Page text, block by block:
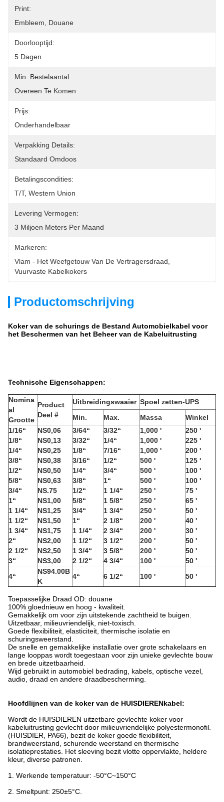
Print:
Embleem, Douane
Doorlooptijd:
5 Dagen
Min. Bestelaantal:
Overeen Te Komen
Prijs:
Onderhandelbaar
Verpakking Details:
Standaard Omdoos
Betalingscondities:
T/T, Western Union
Levering Vermogen:
3 Miljoen Meters Per Maand
Markeren:
Vlam - Het Weefgetouw Van De Vertragersdraad
Vuurvaste Kabelkokers
Productomschrijving
Koker van de schurings de Bestand Automobielkabel voor
het Beschermen van het Beheer van de Kabeluitrusting
Technische Eigenschappen:
Nomina
al
Grootte
Product
Deel #
Uitbreidingswaaier Spoel zetten-UPS
Min.
Max. Massa
Winkel
1/16“
1/8“
1/4“
3/8“
1/2“
5/8“
3/4“
1“
1 1/4“
1 1/2“
1 3/4“
2“
2 1/2“
3“
NS0,06
NS0,13
NS0,25
NS0,38
NS0,50
NS0,63
NS.75
NS1,00
NS1,25
NS1,50
NS1,75
NS2,00
NS2,50
NS3,00
3/64“
3/32“
1/8“
3/16“
1/4“
3/8“
1/2“
5/8“
3/4“
1“
1 1/4“
1 1/2“
1 3/4“
2 1/2“
3/32“
1/4“
7/16“
1/2“
3/4“
1“
1 1/4“
1 5/8“
1 3/4“
2 1/8“
2 3/4“
3 1/2“
3 5/8“
4 3/4“
1,000 '
1,000 '
1,000 '
500 '
500 '
500 '
250 '
250 '
250 '
200 '
200 '
200 '
200 '
100 '
250 '
225 '
200 '
125 '
100 '
100 '
75 '
65 '
50 '
40 '
30 '
50 '
50 '
50 '
4“
NS94.00B
K
4“ 6 1/2“ 100 ' 50 '
Toepasselijke Draad OD: douane
100% gloednieuw en hoog - kwaliteit.
Gemakkelijk om voor zijn uitstekende zachtheid te buigen.
Uitzetbaar, milieuvriendelijk, niet-toxisch.
Goede flexibiliteit, elasticiteit, thermische isolatie en
schuringsweerstand.
De snelle en gemakkelijke installatie over grote schakelaars en
lange looppas wordt toegestaan voor zijn unieke gevlechte bouw
en brede uitzetbaarheid.
Wijd gebruikt in automobiel bedrading, kabels, optische vezel,
audio, draad en andere draadbescherming.
Hoofdlijnen van de koker van de HUISDIERENkabel:
Wordt de HUISDIEREN uitzetbare gevlechte koker voor
kabeluitrusting gevlecht door milieuvriendelijke polyestermonofil.
(HUISDIER, PA66), bezit de koker goede flexibiliteit,
brandweerstand, schurende weerstand en thermische
isolatieprestaties. Het sleeving bezit vlotte oppervlakte, heldere
kleur, diverse patronen.
1. Werkende temperatuur: -50°C~150°C
2. Smeltpunt: 250±5°C.